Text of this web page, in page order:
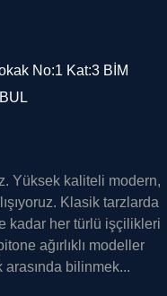
No:1 Kat:3 BİM
Yüksek kaliteli modern,
Klasik tarzlarda
kadar her türlü işçilikleri
ağırlıklı modeller
bilinmek...